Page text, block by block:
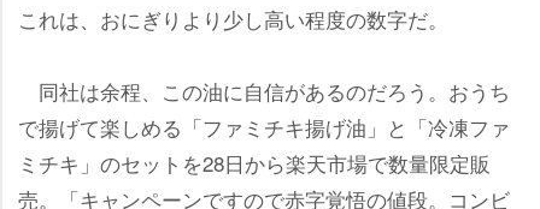
これは、おにぎりより少し高い程度の数字だ。
同社は余程、この油に自信があるのだろう。おうち
で揚げて楽しめる「ファミチキ揚げ油」と「冷凍ファ
ミチキ」のセットを28日から楽天市場で数量限定販
売。「キャンペーンですので赤字覚悟の値段。コンビ